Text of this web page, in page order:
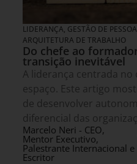
LIDERANÇA, GESTÃO DE
ARQUITETURA DE TRABALHO
Do chefe ao
transição inevitável
A liderança centrada
espaço. Este artigo
de desenvolver
diferencial das
Marcelo Neri - CEO,
Mentor Executivo,
Palestrante Internacional e
Escritor